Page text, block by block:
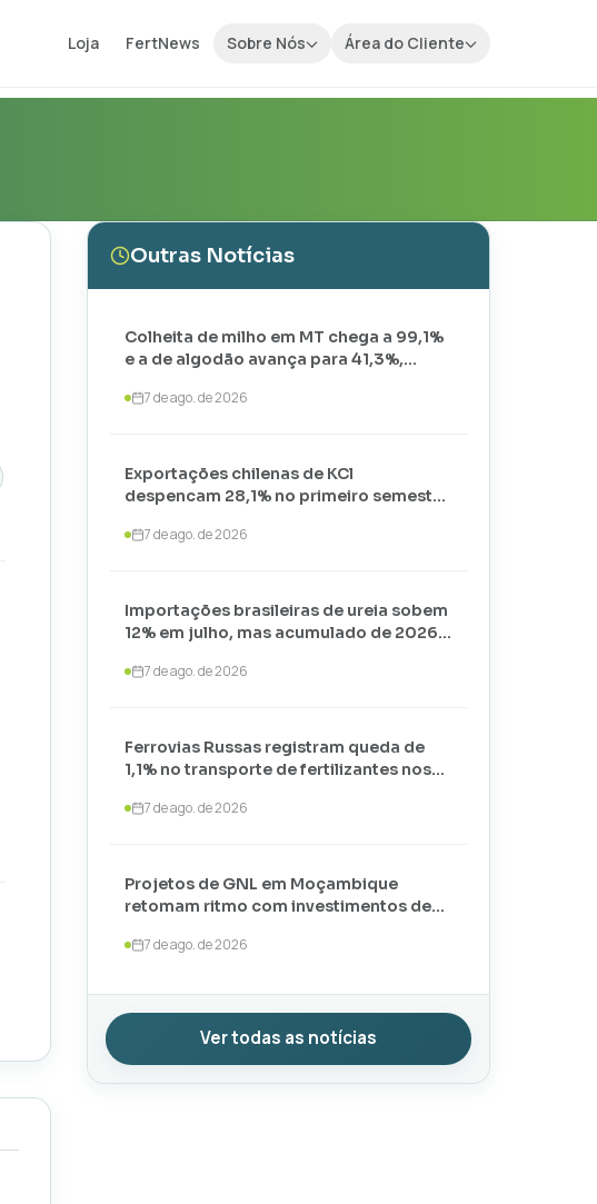
Loja FertNews Sobre Nós Área do Cliente
Outras Notícias
Colheita de milho em MT chega a 99,1%
e a de algodão avança para 41,3%,
7 de ago. de 2026
Exportações chilenas de KCl
despencam 28,1% no primeiro semestre
toneladas
7 de ago. de 2026
Importações brasileiras de ureia sobem
12% em julho, mas acumulado de 2026
7 de ago. de 2026
Ferrovias Russas registram queda de
1,1% no transporte de fertilizantes nos
7 de ago. de 2026
Projetos de GNL em Moçambique
retomam ritmo com investimentos de
TotalEnergies e ExxonMobil
7 de ago. de 2026
Ver todas as notícias